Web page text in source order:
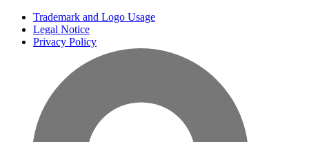
Trademark and Logo Usage
Legal Notice
Privacy Policy